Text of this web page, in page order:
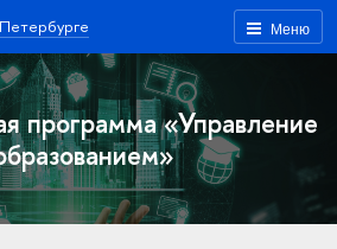
Меню
программа «Управление